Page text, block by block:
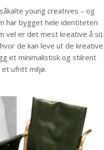
young creatives – og
har bygget hele identiteten
vel er det mest kreative å si).
de kan leve ut de kreative
et minimalistisk og stilrent
ufritt miljø.​